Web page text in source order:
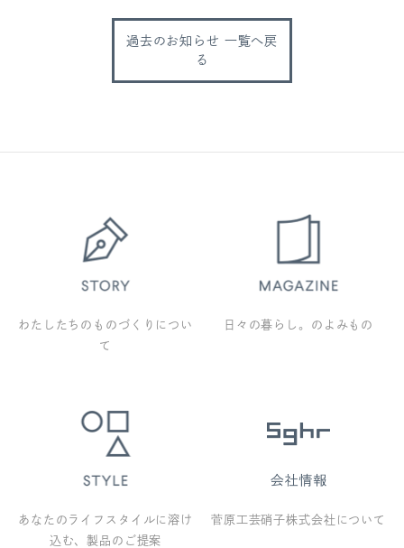
過去のお知らせ 一覧へ戻
る
わたしたちのものづくりについ
て
日々の暮らし。のよみもの
あなたのライフスタイルに溶け
込む、製品のご提案
菅原工芸硝子株式会社について